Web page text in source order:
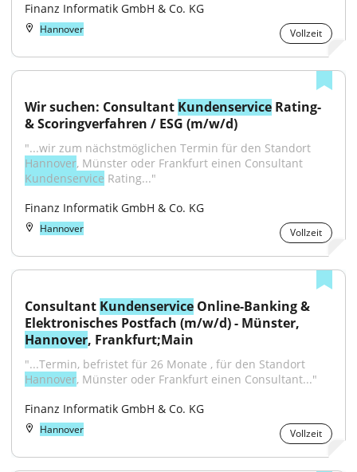
Finanz Informatik GmbH & Co. KG
Hannover Vollzeit
Wir suchen: Consultant Kundenservice Rating-
& Scoringverfahren / ESG (m/w/d)
Hannover
Kundenservice Rating..."
Finanz Informatik GmbH & Co. KG
Hannover Vollzeit
Consultant Kundenservice Online-Banking &
Hannover, Frankfurt;Main
Hannover, Münster oder Frankfurt einen Consultant..."
Finanz Informatik GmbH & Co. KG
Hannover Vollzeit